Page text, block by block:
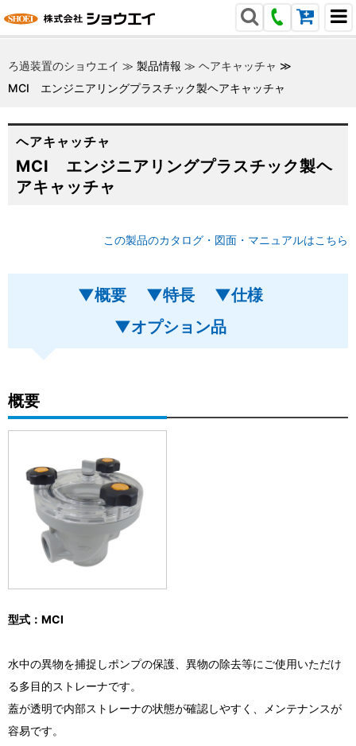
ろ過装置のショウエイ ≫ 製品情報 ≫ ヘアキャッチャ ≫
MCI エンジニアリングプラスチック製ヘアキャッチャ
ヘアキャッチャ
MCI エンジニアリングプラスチック製ヘ
アキャッチャ
この製品のカタログ・図面・マニュアルはこちら
▼概要 ▼特長
▼仕様
▼オプション品
概要
型式：MCI
水中の異物を捕捉しポンプの保護、異物の除去等にご使用いただけ
る多目的ストレーナです。
蓋が透明で内部ストレーナの状態が確認しやすく、メンテナンスが
容易です。